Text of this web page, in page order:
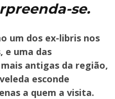
se.
um dos ex-libris nos
e uma das
antigas da região,
esconde
a quem a visita.